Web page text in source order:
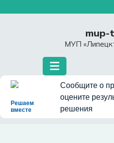
mup-
МУП
Решаем
вместе
Сообщите о
оцените
решения